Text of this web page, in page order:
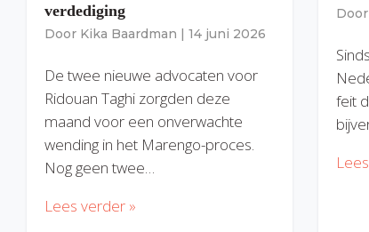
verdediging
Door Kika Baardman | 14 juni 2026
De twee nieuwe advocaten voor
Ridouan Taghi zorgden deze
maand voor een onverwachte
wending in het Marengo-proces.
Nog geen twee…
Lees verder »
Door
feit